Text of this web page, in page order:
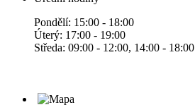
Pondělí: 15:00 - 18:00
Úterý: 17:00 - 19:00
Středa: 09:00 - 12:00, 14:00 - 18:00